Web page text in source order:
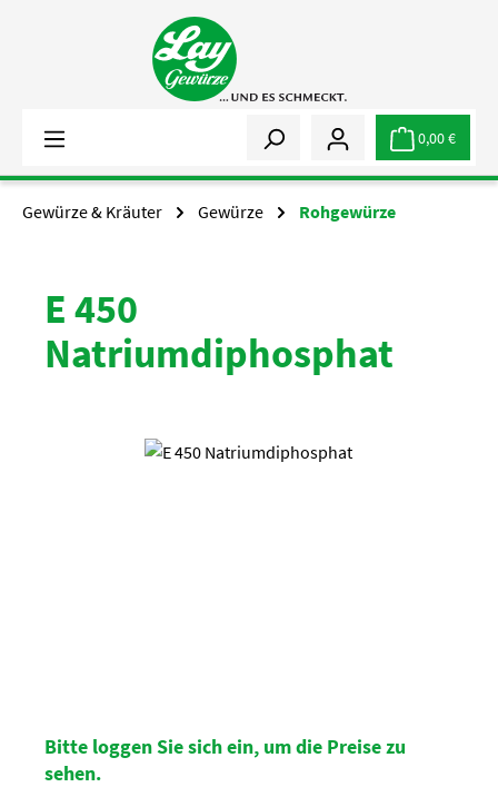
Zum Hauptinhalt springen
0,00 €
Gewürze & Kräuter Gewürze Rohgewürze
E 450
Natriumdiphosphat
Bildergalerie überspringen
Bitte loggen Sie sich ein, um die Preise zu
sehen.